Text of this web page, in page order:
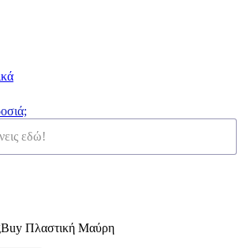
Πλαστική Μαύρη